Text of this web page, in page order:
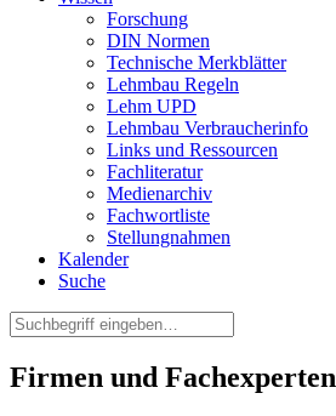
Forschung
DIN Normen
Technische Merkblätter
Lehmbau Regeln
Lehm UPD
Lehmbau Verbraucherinfo
Links und Ressourcen
Fachliteratur
Medienarchiv
Fachwortliste
Stellungnahmen
Kalender
Suche
Firmen und Fachexperten